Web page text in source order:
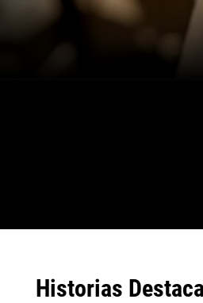
Historias